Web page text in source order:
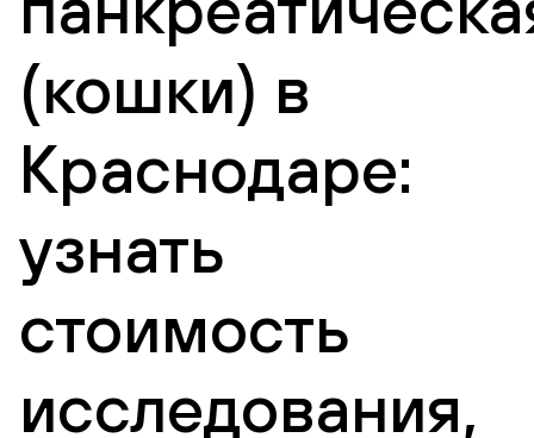
(кошки) в
Краснодаре:
узнать
стоимость
исследования,